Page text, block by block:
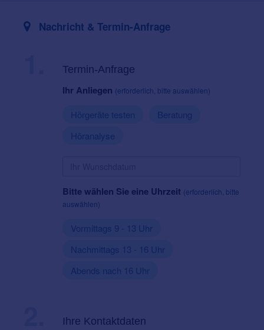
Nachricht & Termin-Anfrage
Termin-Anfrage
Ihr Anliegen (erforderlich, bitte auswählen)
Hörgeräte testen
Beratung
Höranalyse
Bitte wählen Sie eine Uhrzeit (erforderlich, bitte
auswählen)
Vormittags 9 - 13 Uhr
Nachmittags 13 - 16 Uhr
Abends nach 16 Uhr
Ihre Kontaktdaten